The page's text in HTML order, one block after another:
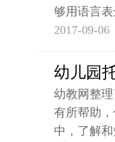
够用语言
2017-09-06
幼儿园
幼教网整
有所帮助
中，了解